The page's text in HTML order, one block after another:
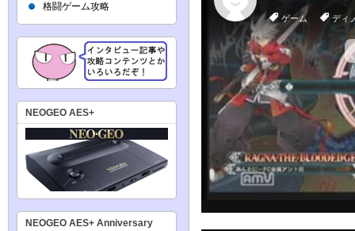
格闘ゲーム攻略
NEOGEO AES+
NEOGEO AES+ Anniversary